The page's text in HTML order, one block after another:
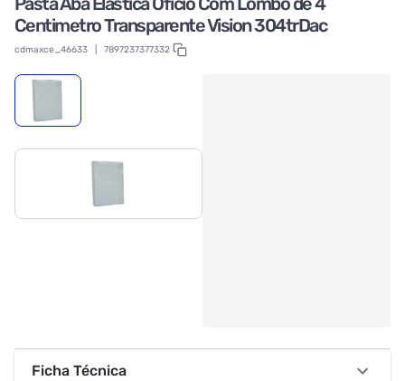
Centimetro Transparente Vision 304trDac
cdmaxce_46633 7897237377332
Ficha Técnica